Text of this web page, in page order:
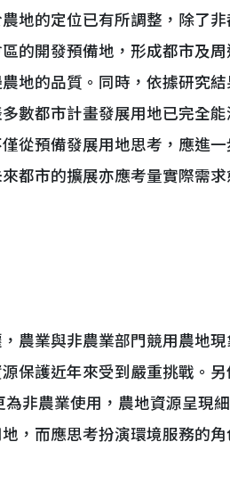
的定位已有所調整，除了非
的開發預備地，形成都市及
地的品質。同時，依據研究
數都市計畫發展用地已完全能
從預備發展用地思考，應進一
都市的擴展亦應考量實際需
業與非農業部門競用農地現
保護近年來受到嚴重挑戰。
非農業使用，農地資源呈現
，而應思考扮演環境服務的角